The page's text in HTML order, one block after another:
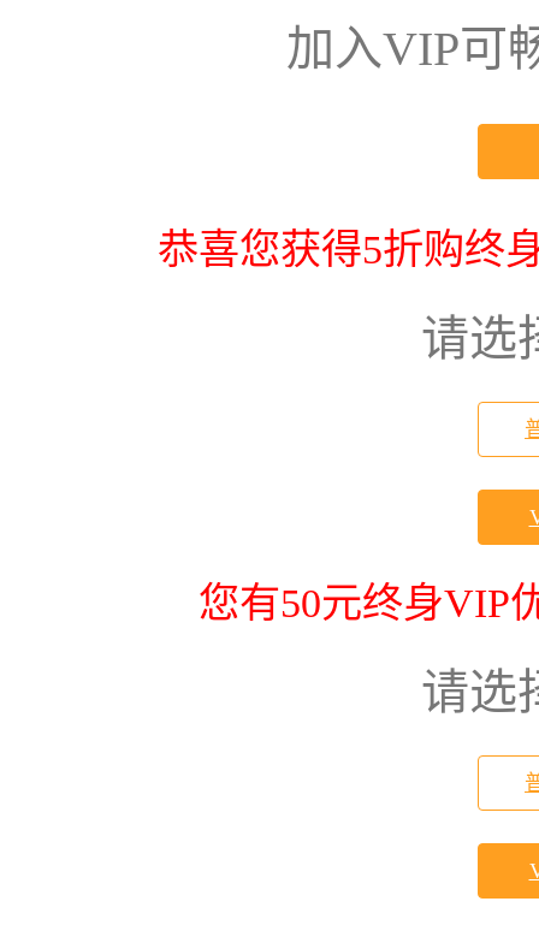
加入VIP可
恭喜您获得5折购终
请选
您有50元终身VIP
请选